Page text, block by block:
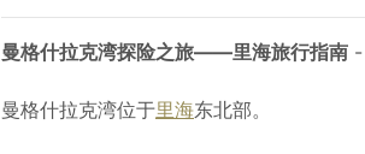
曼格什拉克湾探险之旅——里海旅行指南 -
曼格什拉克湾位于里海东北部。